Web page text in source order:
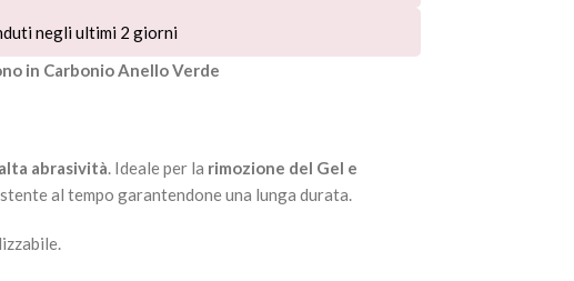
negli ultimi 2 giorni
in Carbonio Anello Verde
alta abrasività. Ideale per la rimozione del Gel e
al tempo garantendone una lunga durata.